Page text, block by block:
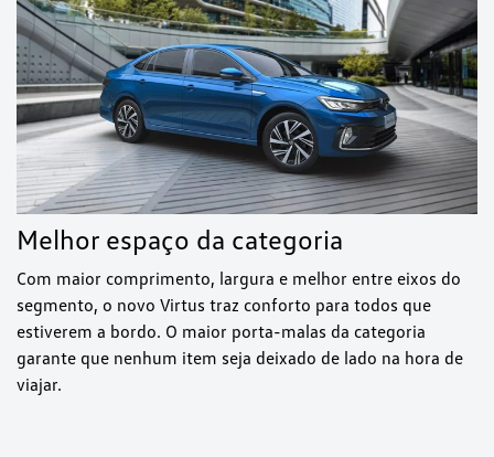
Melhor espaço da categoria
Com maior comprimento, largura e melhor entre eixos do
segmento, o novo Virtus traz conforto para todos que
estiverem a bordo. O maior porta-malas da categoria
garante que nenhum item seja deixado de lado na hora de
viajar.